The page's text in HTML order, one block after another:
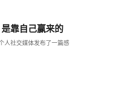
靠自己赢来的
人社交媒体发布了一篇感